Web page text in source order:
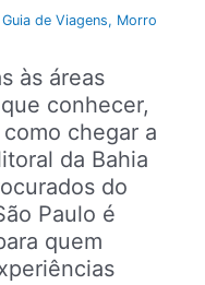
Guia de Viagens, Morro
às áreas
conhecer,
chegar a
da Bahia
do
Paulo é
quem